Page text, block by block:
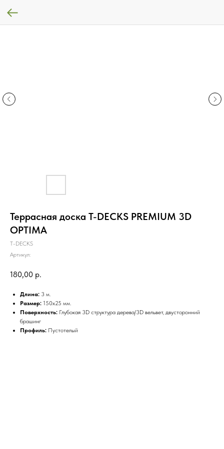
Террасная доска T-DECKS PREMIUM 3D
OPTIMA
T-DECKS
Артикул:
180,00 р.
Длина: 3 м.
Размер: 150х25 мм.
Поверхность: Глубокая 3D структура дерева/3D вельвет, двусторонний
брашинг
Профиль: Пустотелый